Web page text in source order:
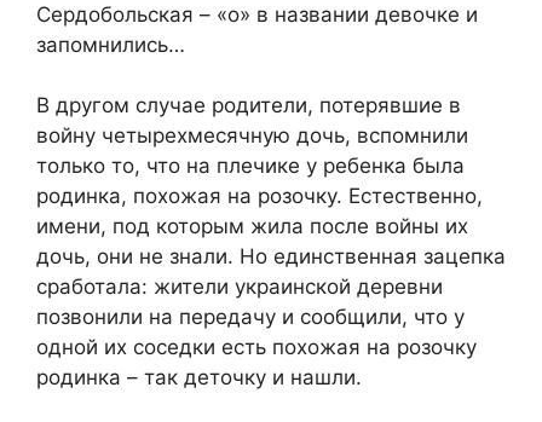
Сердобольская – «о» в названии девочке и
запомнились…
В другом случае родители, потерявшие в
войну четырехмесячную дочь, вспомнили
только то, что на плечике у ребенка была
родинка, похожая на розочку. Естественно,
имени, под которым жила после войны их
дочь, они не знали. Но единственная зацепка
сработала: жители украинской деревни
позвонили на передачу и сообщили, что у
одной их соседки есть похожая на розочку
родинка – так деточку и нашли.